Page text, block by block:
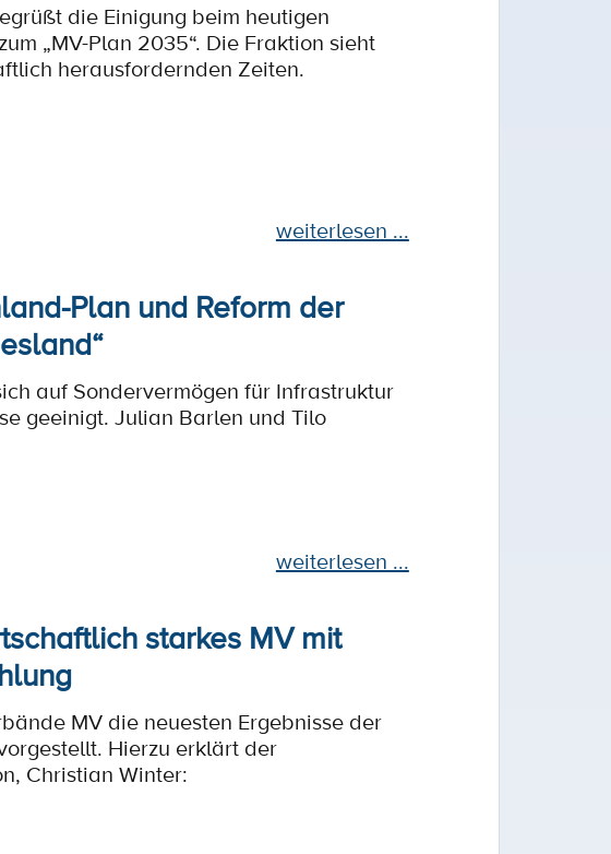
die Einigung beim heutigen
„MV-Plan 2035“. Die Fraktion sieht
herausfordernden Zeiten.
weiterlesen ...
Plan und Reform der
auf Sondervermögen für Infrastruktur
geeinigt. Julian Barlen und Tilo
weiterlesen ...
starkes MV mit
MV die neuesten Ergebnisse der
Hierzu erklärt der
Christian Winter: